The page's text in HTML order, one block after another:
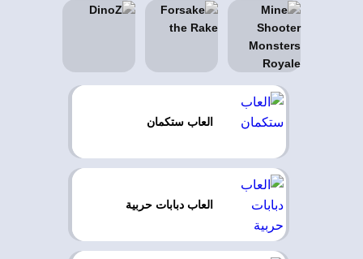
العاب ستكمان
العاب دبابات حربية